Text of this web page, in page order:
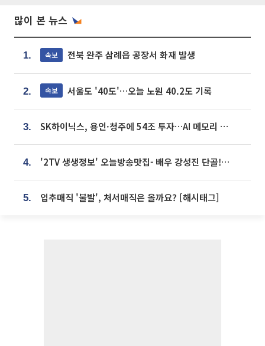
많이 본 뉴스
1. 속보 전북 완주 삼례읍 공장서 화재 발생
2. 속보 서울도 '40도'…오늘 노원 40.2도 기록
3. SK하이닉스, 용인·청주에 54조 투자…AI 메모리 생산기지 키운다
4. '2TV 생생정보' 오늘방송맛집- 배우 강성진 단골! 쌀국수ㆍ푸팟퐁 커리 맛집 '블○○○'
5. 입추매직 '불발', 처서매직은 올까요? [해시태그]